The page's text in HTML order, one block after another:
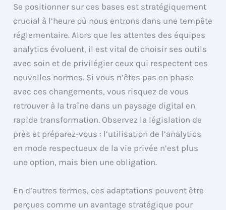
Se positionner sur ces bases est stratégiquement
crucial à l’heure où nous entrons dans une tempête
réglementaire. Alors que les attentes des équipes
analytics évoluent, il est vital de choisir ses outils
avec soin et de privilégier ceux qui respectent ces
nouvelles normes. Si vous n’êtes pas en phase
avec ces changements, vous risquez de vous
retrouver à la traîne dans un paysage digital en
rapide transformation. Observez la législation de
près et préparez-vous : l’utilisation de l’analytics
en mode respectueux de la vie privée n’est plus
une option, mais bien une obligation.
En d’autres termes, ces adaptations peuvent être
perçues comme un avantage stratégique pour